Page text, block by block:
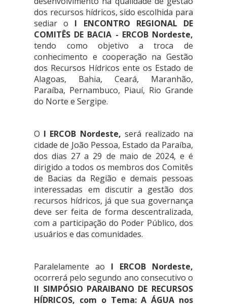
dos recursos hídricos, sido escolhida para
sediar o I ENCONTRO REGIONAL DE
COMITÊS DE BACIA - ERCOB Nordeste,
tendo como objetivo a troca de
conhecimento e cooperação na Gestão
dos Recursos Hídricos ente os Estado de
Alagoas, Bahia, Ceará, Maranhão,
Paraíba, Pernambuco, Piauí, Rio Grande
do Norte e Sergipe.
O I ERCOB Nordeste, será realizado na
cidade de João Pessoa, Estado da Paraíba,
dos dias 27 a 29 de maio de 2024, e é
dirigido a todos os membros dos Comitês
de Bacias da Região e demais pessoas
interessadas em discutir a gestão dos
recursos hídricos, já que sua governança
deve ser feita de forma descentralizada,
com a participação do Poder Público, dos
usuários e das comunidades.
Paralelamente ao I
ERCOB Nordeste,
ocorrerá pelo segundo ano consecutivo o
II SIMPÓSIO PARAIBANO DE RECURSOS
HÍDRICOS, com o Tema: A ÁGUA nos